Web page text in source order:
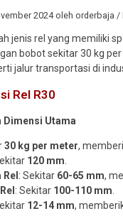
2024 oleh orderbaja
jenis rel yang memiliki
bobot sekitar 30 kg
jalur transportasi di
Rel R30
Dimensi Utama
30 kg per meter,
120 mm
: Sekitar 60-65 mm,
: Sekitar 100-110 mm
12-14 mm,